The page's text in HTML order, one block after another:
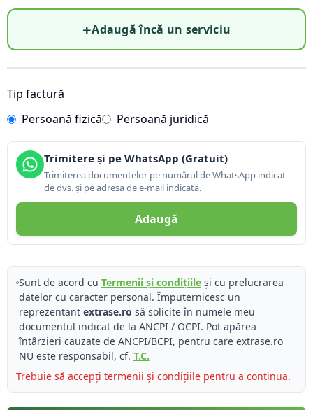
+Adaugă încă un serviciu
Tip factură
Persoană fizică
Persoană juridică
Trimitere și pe WhatsApp (Gratuit)
Trimiterea documentelor pe numărul de WhatsApp indicat
de dvs. și pe adresa de e-mail indicată.
Adaugă
Sunt de acord cu Termenii și condițiileși cu prelucrarea
datelor cu caracter personal. Împuternicesc un
reprezentant extrase.ro să solicite în numele meu
documentul indicat de la ANCPI / OCPI. Pot apărea
întârzieri cauzate de ANCPI/BCPI, pentru care extrase.ro
NU este responsabil, cf. T.C.
Trebuie să accepți termenii și condițiile pentru a continua.